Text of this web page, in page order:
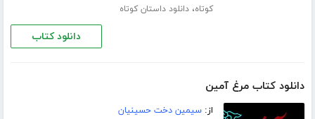
کوتاه،دانلود داستان کوتاه
دانلود کتاب
دانلود کتاب مرغ آمین
از:سیمین دخت حسینیان